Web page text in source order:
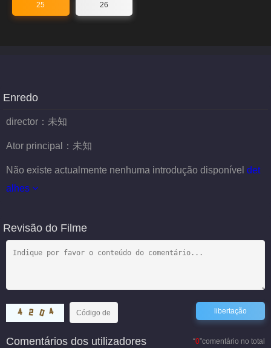
25 26
Enredo
director： 未知
Ator principal： 未知
Não existe actualmente nenhuma introdução disponível det
alhes
Revisão do Filme
“0”comentário no total
Comentários dos utilizadores